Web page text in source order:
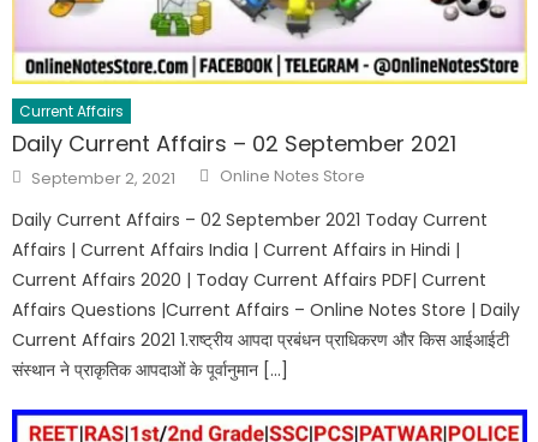
Current Affairs
Daily Current Affairs – 02 September 2021
September 2, 2021 Online Notes Store
Daily Current Affairs – 02 September 2021 Today Current
Affairs | Current Affairs India | Current Affairs in Hindi |
Current Affairs 2020 | Today Current Affairs PDF| Current
Affairs Questions |Current Affairs – Online Notes Store | Daily
Current Affairs 2021 1.राष्ट्रीय आपदा प्रबंधन प्राधिकरण और किस आईआईटी
संस्थान ने प्राकृतिक आपदाओं के पूर्वानुमान […]